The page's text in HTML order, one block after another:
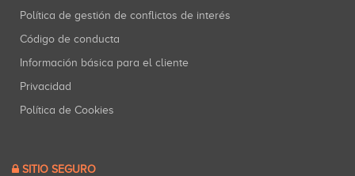
Política de gestión de conflictos de interés
Código de conducta
Información básica para el cliente
Privacidad
Política de Cookies
SITIO SEGURO